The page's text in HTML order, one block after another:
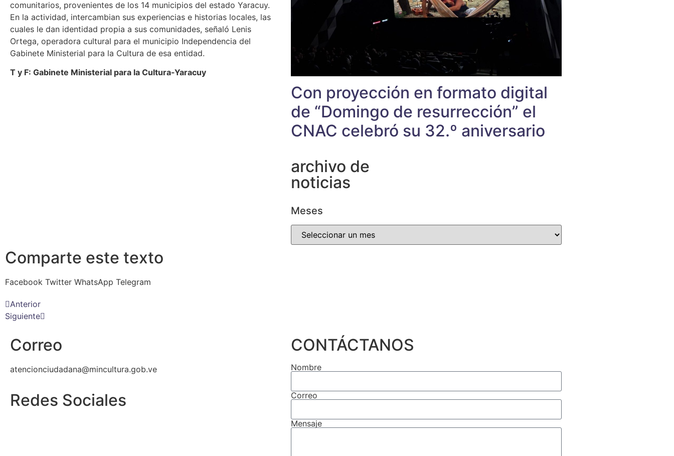
comunitarios, provenientes de los 14 municipios del estado Yaracuy.
En la actividad, intercambian sus experiencias e historias locales, las
cuales le dan identidad propia a sus comunidades, señaló Lenis
Ortega, operadora cultural para el municipio Independencia del
Gabinete Ministerial para la Cultura de esa entidad.
T y F: Gabinete Ministerial para la Cultura-Yaracuy
Con proyección en formato digital
de “Domingo de resurrección” el
CNAC celebró su 32.º aniversario
archivo de
noticias
Meses
Comparte este texto
Facebook Twitter WhatsApp Telegram
Anterior
Siguiente
Correo
atencionciudadana@mincultura.gob.ve
Redes Sociales
CONTÁCTANOS
Nombre
Correo
Mensaje